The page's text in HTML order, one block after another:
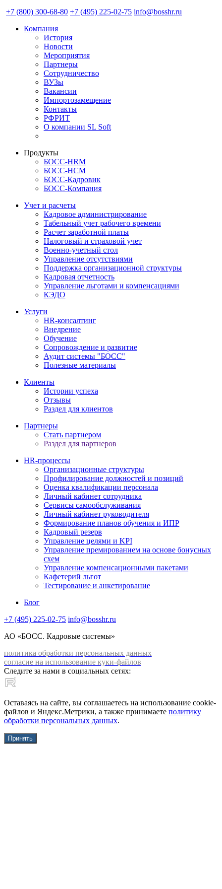
+7 (800) 300-68-80 +7 (495) 225-02-75 info@bosshr.ru
Компания
История
Новости
Мероприятия
Партнеры
Сотрудничество
ВУЗы
Вакансии
Импортозамещение
Контакты
РФРИТ
О компании SL Soft
Продукты
БОСС-HRM
БОСС-HCM
БОСС-Кадровик
БОСС-Компания
Учет и расчеты
Кадровое администрирование
Табельный учет рабочего времени
Расчет заработной платы
Налоговый и страховой учет
Военно-учетный стол
Управление отсутствиями
Поддержка организационной структуры
Кадровая отчетность
Управление льготами и компенсациями
КЭДО
Услуги
HR-консалтинг
Внедрение
Обучение
Сопровождение и развитие
Аудит системы "БОСС"
Полезные материалы
Клиенты
Истории успеха
Отзывы
Раздел для клиентов
Партнеры
Стать партнером
Раздел для партнеров
HR-процессы
Организационные структуры
Профилирование должностей и позиций
Оценка квалификации персонала
Личный кабинет сотрудника
Сервисы самообслуживания
Личный кабинет руководителя
Формирование планов обучения и ИПР
Кадровый резерв
Управление целями и KPI
Управление премированием на основе бонусных
схем
Управление компенсационными пакетами
Кафетерий льгот
Тестирование и анкетирование
Блог
+7 (495) 225-02-75 info@bosshr.ru
АО «БОСС. Кадровые системы»
политика обработки персональных данных
согласие на использование куки-файлов
Следите за нами в социальных сетях:
Оставаясь на сайте, вы соглашаетесь на использование cookie-
файлов и Яндекс.Метрики, а также принимаете политику
обработки персональных данных.
Принять